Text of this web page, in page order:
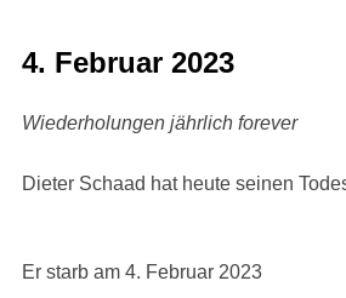
4. Februar 2023
Wiederholungen jährlich forever
Dieter Schaad hat heute seinen
Er starb am 4. Februar 2023